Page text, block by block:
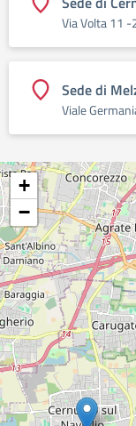
Via Volta 11 -
Sede di
Viale
+
−